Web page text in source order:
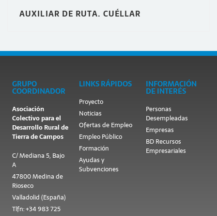
AUXILIAR DE RUTA. CUÉLLAR
GRUPO
COORDINADOR
Asociación
Colectivo para el
Desarrollo Rural de
Tierra de Campos
C/ Mediana 5, Bajo
A
47800 Medina de
Rioseco
Valladolid (España)
Tlfn: +34 983 725
LINKS RÁPIDOS
Proyecto
Noticias
Ofertas de Empleo
Empleo Público
Formación
Ayudas y
Subvenciones
INFORMACIÓN
DE INTERÉS
Personas
Desempleadas
Empresas
BD Recursos
Empresariales